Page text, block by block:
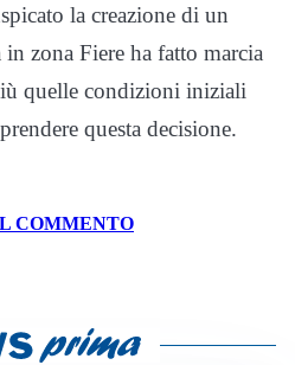
la creazione di un
zona Fiere ha fatto marcia
quelle condizioni iniziali
questa decisione.
COMMENTO